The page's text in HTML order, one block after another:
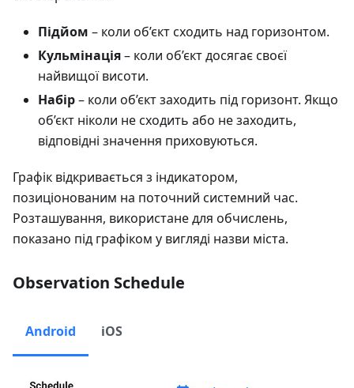
Підйом – коли об’єкт сходить над горизонтом.
Кульмінація– коли об’єкт досягає своєї
найвищої висоти.
Набір– коли об’єкт заходить під горизонт. Якщо
об’єкт ніколи не сходить або не заходить,
відповідні значення приховуються.
Графік відкривається з індикатором,
позиціонованим на поточний системний час.
Розташування, використане для обчислень,
показано під графіком у вигляді назви міста.
Observation Schedule
Android iOS